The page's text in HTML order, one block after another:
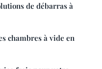
de débarras à
chambres à vide en